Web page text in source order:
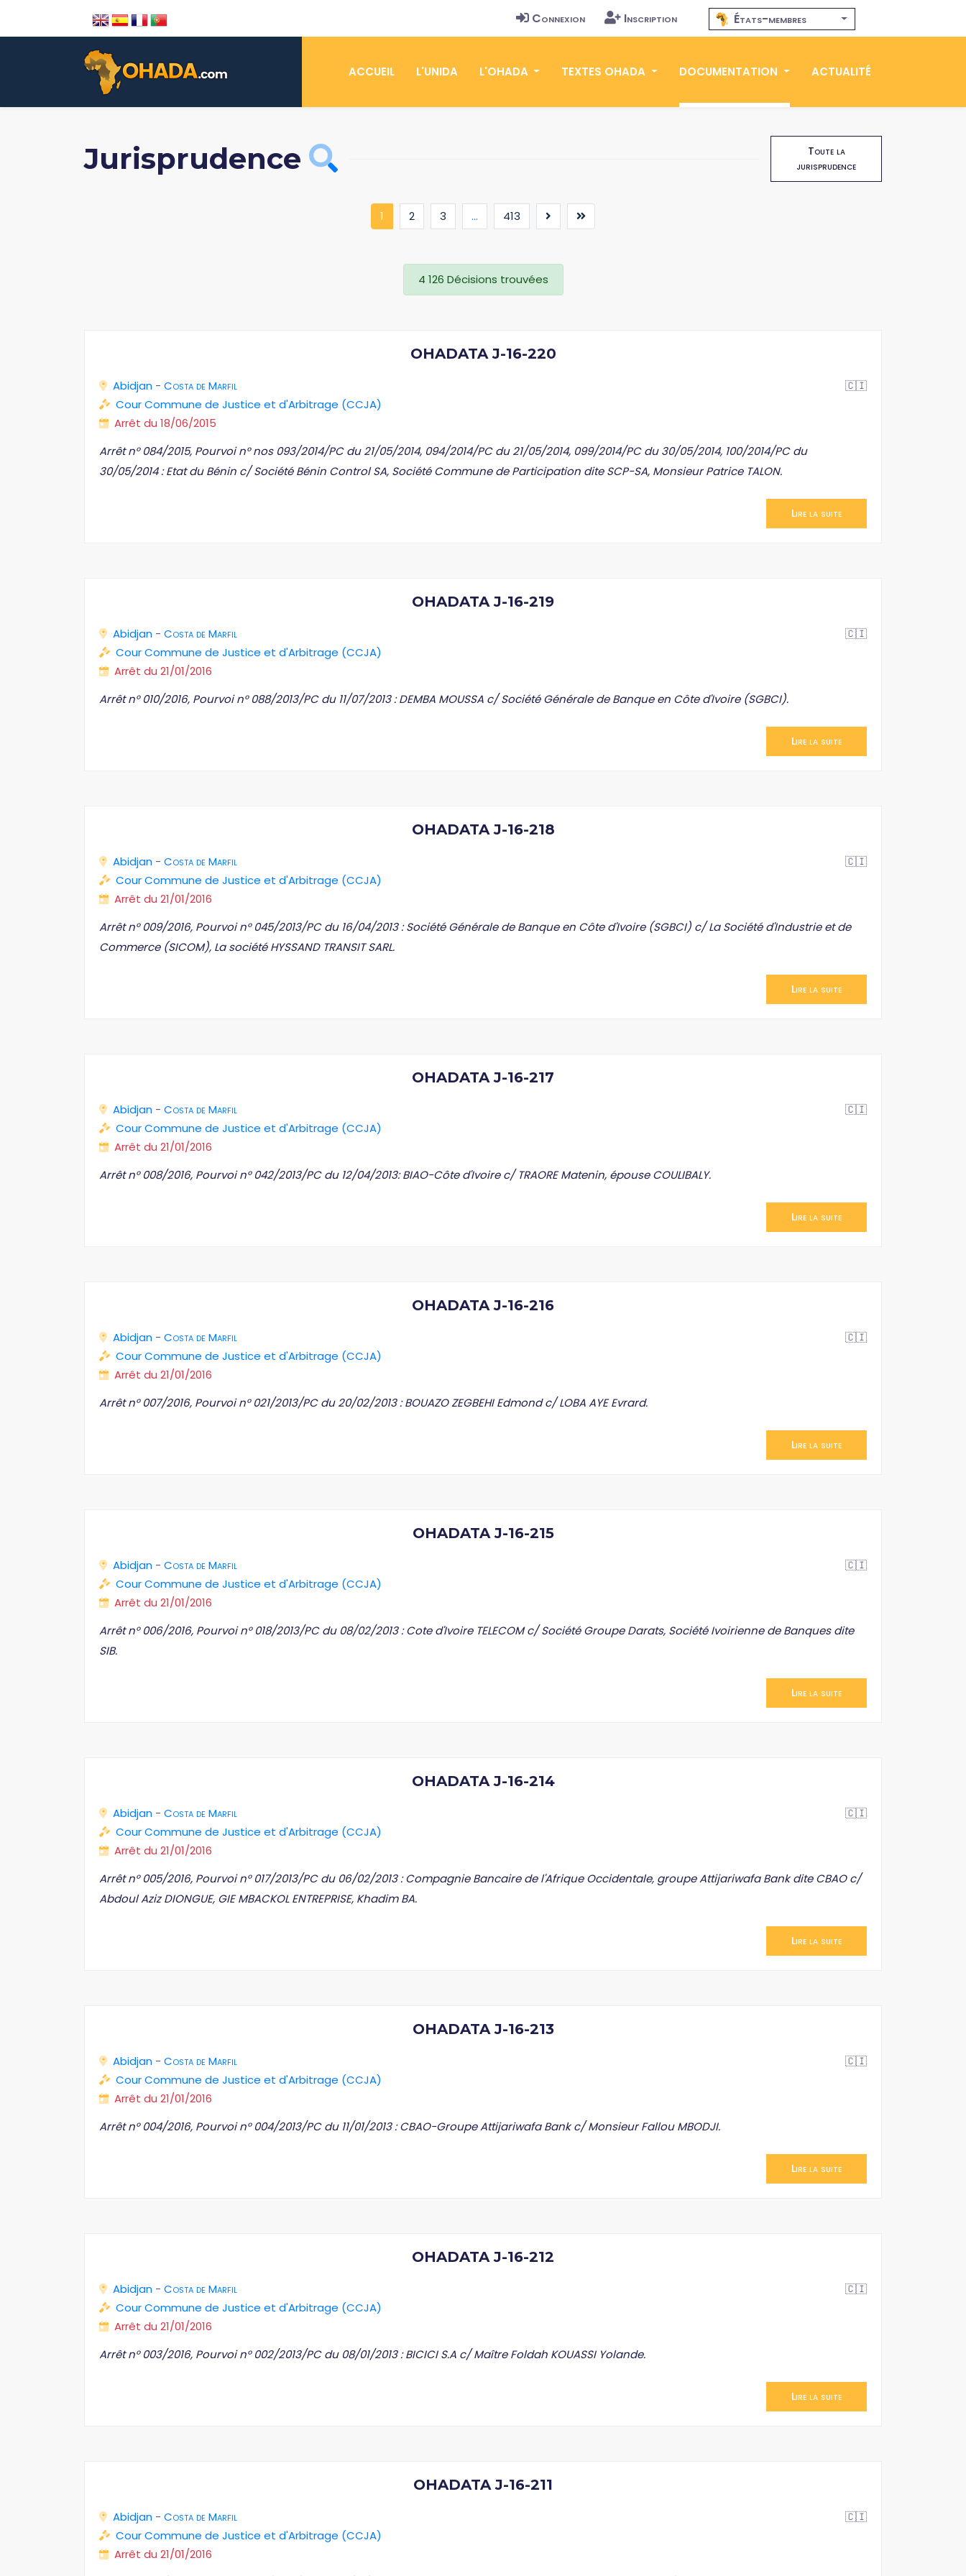
Connexion Inscription États-membres
ACCUEIL L'UNIDA L'OHADA TEXTES OHADA DOCUMENTATION ACTUALITÉ
Jurisprudence
Toute la
jurisprudence
1 (current)
2 3 ... 413
4 126 Décisions trouvées
OHADATA J-16-220
Abidjan - Costa de Marfil
🇨🇮
Cour Commune de Justice et d'Arbitrage (CCJA)
Arrêt du 18/06/2015
Arrêt n° 084/2015, Pourvoi n° nos 093/2014/PC du 21/05/2014, 094/2014/PC du 21/05/2014, 099/2014/PC du 30/05/2014, 100/2014/PC du
30/05/2014 : Etat du Bénin c/ Société Bénin Control SA, Société Commune de Participation dite SCP-SA, Monsieur Patrice TALON.
Lire la suite
OHADATA J-16-219
Abidjan - Costa de Marfil
🇨🇮
Cour Commune de Justice et d'Arbitrage (CCJA)
Arrêt du 21/01/2016
Arrêt n° 010/2016, Pourvoi n° 088/2013/PC du 11/07/2013 : DEMBA MOUSSA c/ Société Générale de Banque en Côte d'Ivoire (SGBCI).
Lire la suite
OHADATA J-16-218
Abidjan - Costa de Marfil
🇨🇮
Cour Commune de Justice et d'Arbitrage (CCJA)
Arrêt du 21/01/2016
Arrêt n° 009/2016, Pourvoi n° 045/2013/PC du 16/04/2013 : Société Générale de Banque en Côte d'Ivoire (SGBCI) c/ La Société d'Industrie et de
Commerce (SICOM), La société HYSSAND TRANSIT SARL.
Lire la suite
OHADATA J-16-217
Abidjan - Costa de Marfil
🇨🇮
Cour Commune de Justice et d'Arbitrage (CCJA)
Arrêt du 21/01/2016
Arrêt n° 008/2016, Pourvoi n° 042/2013/PC du 12/04/2013: BIAO-Côte d'Ivoire c/ TRAORE Matenin, épouse COULIBALY.
Lire la suite
OHADATA J-16-216
Abidjan - Costa de Marfil
🇨🇮
Cour Commune de Justice et d'Arbitrage (CCJA)
Arrêt du 21/01/2016
Arrêt n° 007/2016, Pourvoi n° 021/2013/PC du 20/02/2013 : BOUAZO ZEGBEHI Edmond c/ LOBA AYE Evrard.
Lire la suite
OHADATA J-16-215
Abidjan - Costa de Marfil
🇨🇮
Cour Commune de Justice et d'Arbitrage (CCJA)
Arrêt du 21/01/2016
Arrêt n° 006/2016, Pourvoi n° 018/2013/PC du 08/02/2013 : Cote d'Ivoire TELECOM c/ Société Groupe Darats, Société Ivoirienne de Banques dite
SIB.
Lire la suite
OHADATA J-16-214
Abidjan - Costa de Marfil
🇨🇮
Cour Commune de Justice et d'Arbitrage (CCJA)
Arrêt du 21/01/2016
Arrêt n° 005/2016, Pourvoi n° 017/2013/PC du 06/02/2013 : Compagnie Bancaire de l'Afrique Occidentale, groupe Attijariwafa Bank dite CBAO c/
Abdoul Aziz DIONGUE, GIE MBACKOL ENTREPRISE, Khadim BA.
Lire la suite
OHADATA J-16-213
Abidjan - Costa de Marfil
🇨🇮
Cour Commune de Justice et d'Arbitrage (CCJA)
Arrêt du 21/01/2016
Arrêt n° 004/2016, Pourvoi n° 004/2013/PC du 11/01/2013 : CBAO-Groupe Attijariwafa Bank c/ Monsieur Fallou MBODJI.
Lire la suite
OHADATA J-16-212
Abidjan - Costa de Marfil
🇨🇮
Cour Commune de Justice et d'Arbitrage (CCJA)
Arrêt du 21/01/2016
Arrêt n° 003/2016, Pourvoi n° 002/2013/PC du 08/01/2013 : BICICI S.A c/ Maître Foldah KOUASSI Yolande.
Lire la suite
OHADATA J-16-211
Abidjan - Costa de Marfil
🇨🇮
Cour Commune de Justice et d'Arbitrage (CCJA)
Arrêt du 21/01/2016